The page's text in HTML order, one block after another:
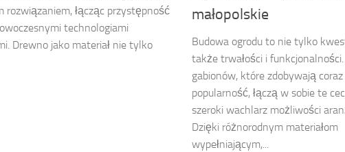
rozwiązaniem, łącząc przystępność
technologiami
Drewno jako materiał nie tylko
małopolskie
Budowa ogrodu to nie tylko
także trwałości i
gabionów, które zdobywają
popularność, łączą w sobie te
szeroki wachlarz możliwości
Dzięki różnorodnym materiałom
wypełniającym,...